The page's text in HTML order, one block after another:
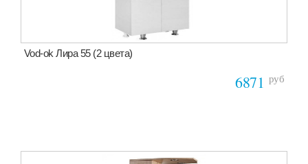
Vod-ok Лира 55 (2 цвета)
6871 руб